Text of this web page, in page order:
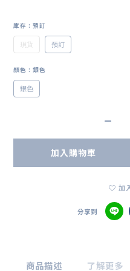
庫存 : 預訂
現貨 預訂
顏色 : 銀色
銀色
加入購物車
加
分享到
商品描述 了解更多